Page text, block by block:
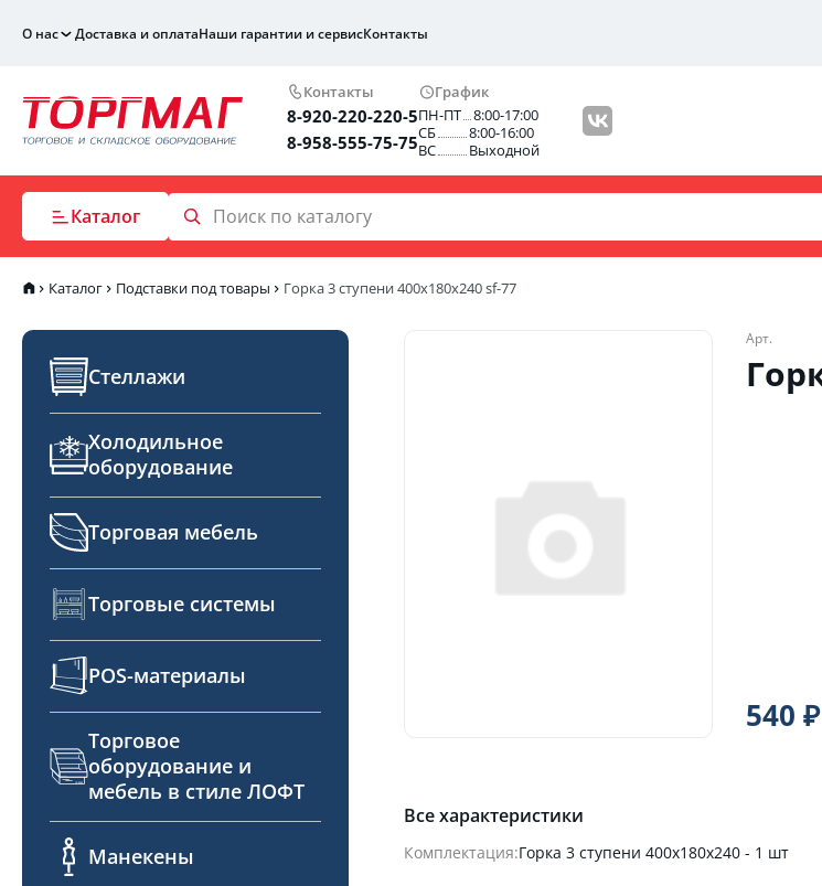
О нас Доставка и оплатаНаши гарантии и сервисКонтакты
Контакты
8-920-220-220-5
8-958-555-75-75
График
ПН-ПТ
8:00-17:00
СБ
8:00-16:00
ВС
Выходной
Каталог
Каталог Подставки под товары Горка 3 ступени 400х180х240 sf-77
Стеллажи
Холодильное
оборудование
Торговая мебель
Торговые системы
POS-материалы
Торговое
оборудование и
мебель в стиле ЛОФТ
Манекены
Арт.
540 ₽
Все характеристики
Комплектация:Горка 3 ступени 400х180х240 - 1 шт